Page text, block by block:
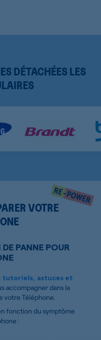
DÉTACHÉES LES
VOTRE
PANNE POUR
tutoriels, astuces et
accompagner dans la
votre Téléphone.
fonction du symptôme
: